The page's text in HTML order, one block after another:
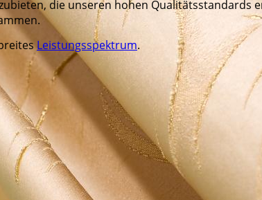
die unseren hohen Qualitätsstandards
Leistungsspektrum.